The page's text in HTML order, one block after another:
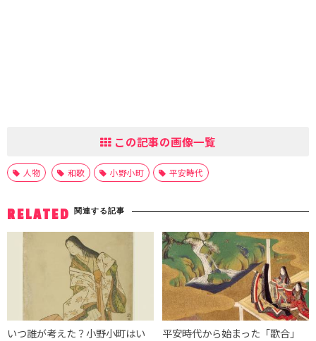
この記事の画像一覧
人物 和歌 小野小町 平安時代
RELATED 関連する記事
いつ誰が考えた？小野小町はい
平安時代から始まった「歌合」